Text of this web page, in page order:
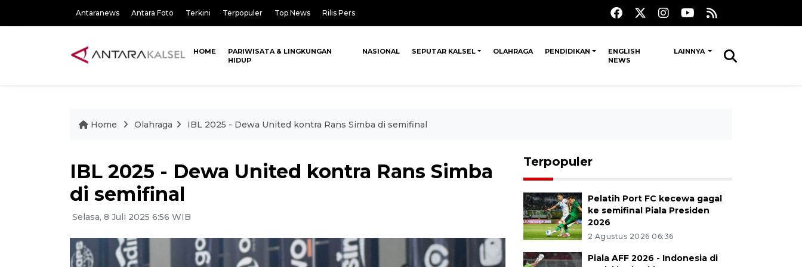
Antaranews Antara Foto Terkini Terpopuler Top News Rilis Pers
HOME
PARIWISATA & LINGKUNGAN
HIDUP
NASIONAL SEPUTAR KALSEL OLAHRAGA PENDIDIKAN
ENGLISH
NEWS
LAINNYA
Home Olahraga IBL 2025 - Dewa United kontra Rans Simba di semifinal
IBL 2025 - Dewa United kontra Rans Simba
di semifinal
Selasa, 8 Juli 2025 6:56 WIB
Terpopuler
Pelatih Port FC kecewa gagal
ke semifinal Piala Presiden
2026
2 Agustus 2026 06:36
Piala AFF 2026 - Indonesia di